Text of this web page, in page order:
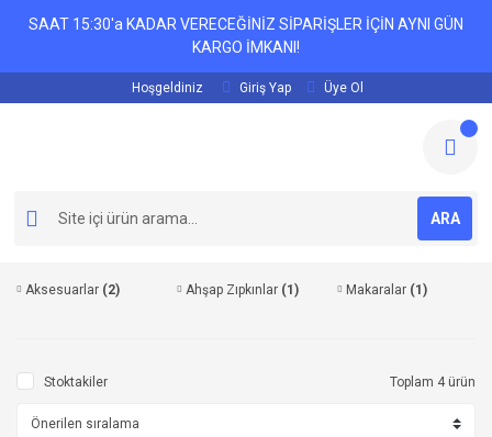
SAAT 15:30'a KADAR VERECEĞİNİZ SİPARİŞLER İÇİN AYNI GÜN
KARGO İMKANI!
Hoşgeldiniz Giriş Yap Üye Ol
ARA
Aksesuarlar (2) Ahşap Zıpkınlar (1) Makaralar (1)
Stoktakiler Toplam 4 ürün